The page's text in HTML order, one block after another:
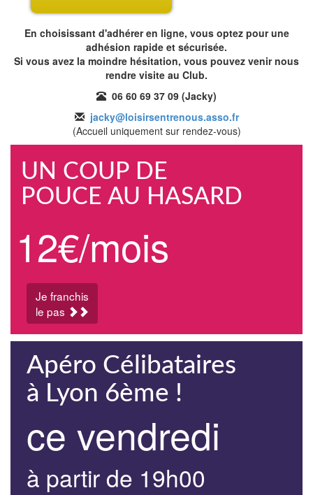
En choisissant d'adhérer en ligne, vous optez pour une
adhésion rapide et sécurisée.
Si vous avez la moindre hésitation, vous pouvez venir nous
rendre visite au Club.
06 60 69 37 09 (Jacky)
jacky@loisirsentrenous.asso.fr
(Accueil uniquement sur rendez-vous)
UN COUP DE
POUCE AU HASARD
12€/mois
Je franchis
le pas
Apéro Célibataires
à Lyon 6ème !
ce vendredi
à partir de 19h00